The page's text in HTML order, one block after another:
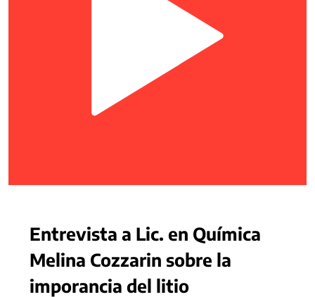
Entrevista a Lic. en Química
Melina Cozzarin sobre la
imporancia del litio